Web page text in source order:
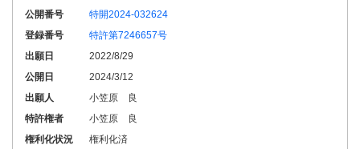
公開番号
特開2024-032624
登録番号
特許第7246657号
出願日
2022/8/29
公開日
2024/3/12
出願人
小笠原 良
特許権者
小笠原 良
権利化状況
権利化済